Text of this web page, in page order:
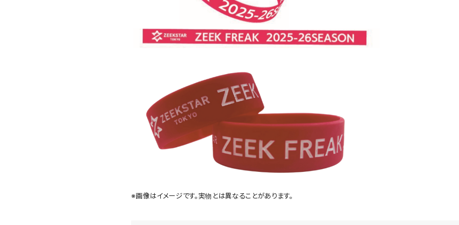
※画像はイメージです。実物とは異なることがあります。